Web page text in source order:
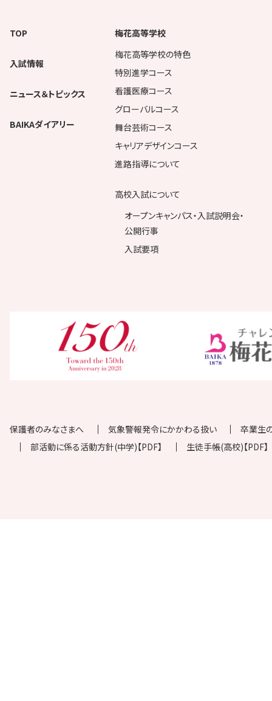
TOP
入試情報
ニュース＆トピックス
BAIKAダイアリー
梅花高等学校
梅花高等学校の特色
特別進学コース
看護医療コース
グローバルコース
舞台芸術コース
キャリアデザインコース
進路指導について
高校入試について
オープンキャンパス・入試説明会・
公開行事
入試要項
保護者のみなさまへ 気象警報発令にかかわる扱い
卒業生
部活動に係る活動方針(中学)【PDF】
生徒手帳(高校)【PDF】